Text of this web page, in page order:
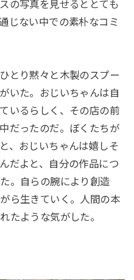
の写真を見せるととても
じない中での素朴なコミ
とり黙々と木製のスプー
いた。おじいちゃんは自
いるらしく、その店の前
だったのだ。ぼくたちが
、おじいちゃんは嬉しそ
だよと、自分の作品につ
。自らの腕により創造
ら生きていく。人間の本
たような気がした。